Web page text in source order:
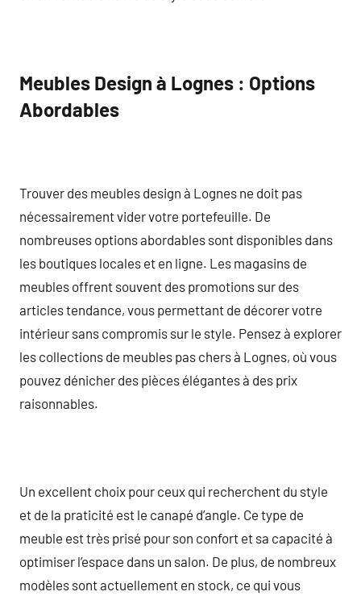
Meubles Design à Lognes : Options
Abordables
Trouver des meubles design à Lognes ne doit pas
nécessairement vider votre portefeuille. De
nombreuses options abordables sont disponibles dans
les boutiques locales et en ligne. Les magasins de
meubles offrent souvent des promotions sur des
articles tendance, vous permettant de décorer votre
intérieur sans compromis sur le style. Pensez à explorer
les collections de meubles pas chers à Lognes, où vous
pouvez dénicher des pièces élégantes à des prix
raisonnables.
Un excellent choix pour ceux qui recherchent du style
et de la praticité est le canapé d’angle. Ce type de
meuble est très prisé pour son confort et sa capacité à
optimiser l’espace dans un salon. De plus, de nombreux
modèles sont actuellement en stock, ce qui vous